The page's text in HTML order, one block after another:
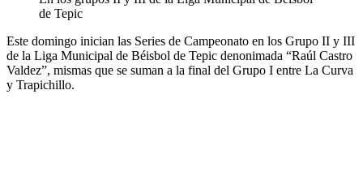
de Tepic
Este domingo inician las Series de Campeonato en los Grupo II y III
de la Liga Municipal de Béisbol de Tepic denonimada “Raúl Castro
Valdez”, mismas que se suman a la final del Grupo I entre La Curva
y Trapichillo.